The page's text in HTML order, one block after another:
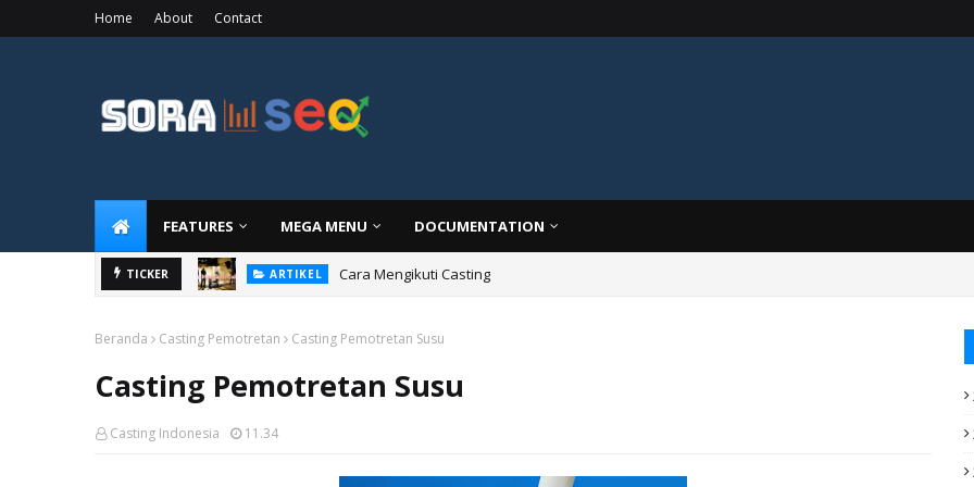
Home About Contact
FEATURES MEGA MENU DOCUMENTATION
TICKER ARTIKEL Cara Mengikuti Casting
Beranda Casting Pemotretan Casting Pemotretan Susu
Casting Pemotretan Susu
Casting Indonesia 11.34